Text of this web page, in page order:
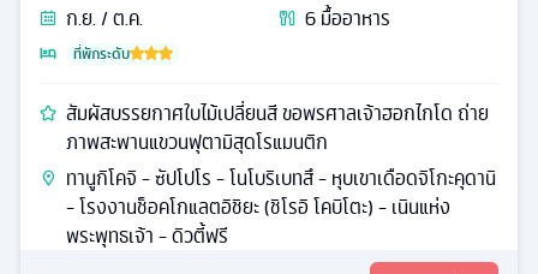
ก.ย. / ต.ค.
6มื้ออาหาร
ที่พักระดับ
สัมผัสบรรยกาศใบไม้เปลี่ยนสี ขอพรศาลเจ้าฮอกไกโด ถ่าย
ภาพสะพานแขวนฟุตามิสุดโรแมนติก
ทานูกิโคจิ - ซัปโปโร - โนโบริเบทสึ - หุบเขาเดือดจิโกะคุดานิ
- โรงงานช็อคโกแลตอิชิยะ (ชิโรอิ โคบิโตะ) - เนินแห่ง
พระพุทธเจ้า - ดิวตี้ฟรี